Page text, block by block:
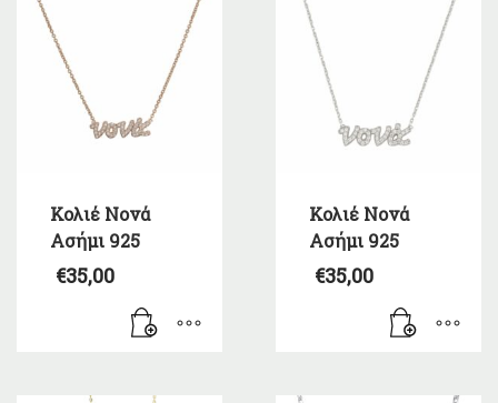
Κολιέ Νονά
Ασήμι 925
€35,00
Κολιέ Νονά
Ασήμι 925
€35,00